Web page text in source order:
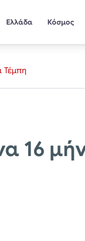
Ελλάδα Κόσμος
Τέμπη
16